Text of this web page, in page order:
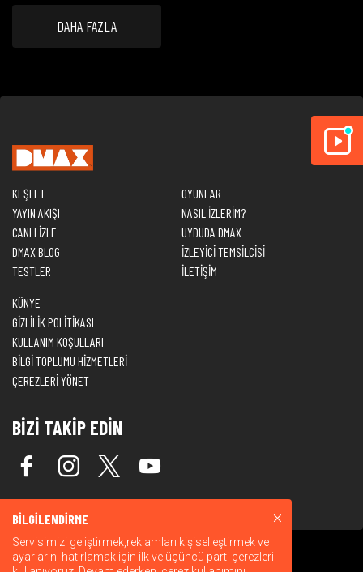
DAHA FAZLA
KEŞFET
YAYIN AKIŞI
CANLI İZLE
DMAX BLOG
TESTLER
OYUNLAR
NASIL İZLERİM?
UYDUDA DMAX
İZLEYİCİ TEMSİLCİSİ
İLETİŞİM
KÜNYE
GİZLİLİK POLİTİKASI
KULLANIM KOŞULLARI
BİLGİ TOPLUMU HİZMETLERİ
ÇEREZLERİ YÖNET
BİZİ TAKİP EDİN
BİLGİLENDİRME
Servisimizi geliştirmek,reklamları kişiselleştirmek ve
ayarlarını hatırlamak için ilk ve üçüncü parti çerezleri